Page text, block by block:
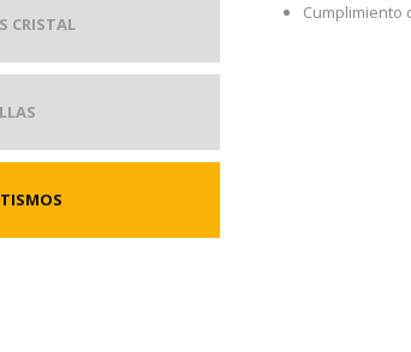
CRISTAL
Cumplimiento